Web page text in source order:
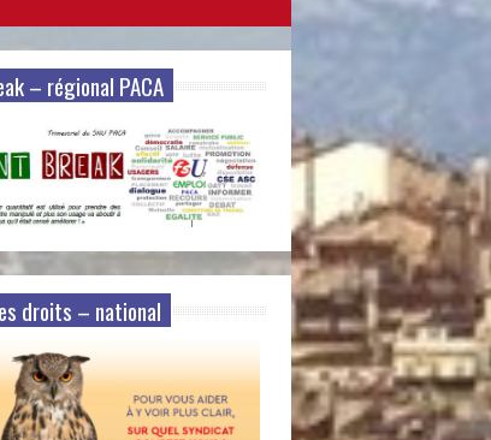
– régional PACA
droits – national